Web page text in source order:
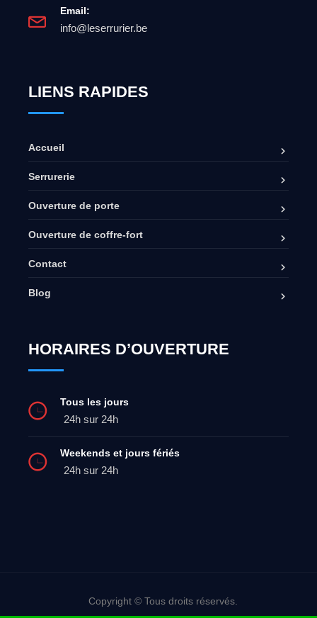
Email:
info@leserrurier.be
LIENS RAPIDES
Accueil
Serrurerie
Ouverture de porte
Ouverture de coffre-fort
Contact
Blog
HORAIRES D’OUVERTURE
Tous les jours
24h sur 24h
Weekends et jours fériés
24h sur 24h
Copyright © Tous droits réservés.